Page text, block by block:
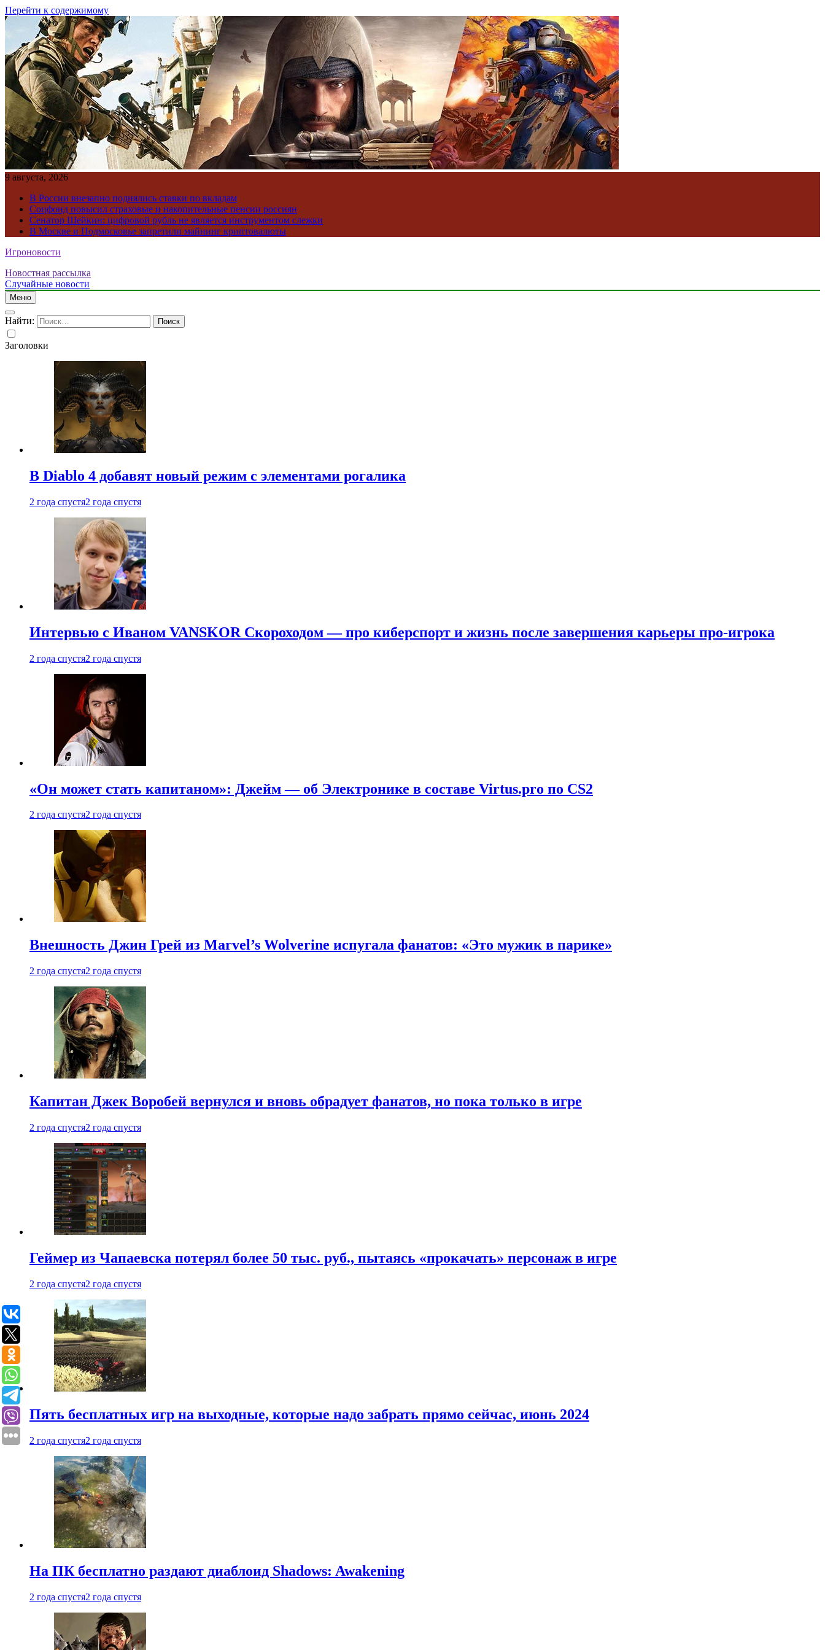
Перейти к содержимому
9 августа, 2026
В России внезапно поднялись ставки по вкладам
Соцфонд повысил страховые и накопительные пенсии россиян
Сенатор Шейкин: цифровой рубль не является инструментом слежки
В Москве и Подмосковье запретили майнинг криптовалюты
Игроновости
Новостная рассылка
Случайные новости
Меню
Найти:
Заголовки
В Diablo 4 добавят новый режим с элементами рогалика
2 года спустя2 года спустя
Интервью с Иваном VANSKOR Скороходом — про киберспорт и жизнь после завершения карьеры про-игрока
2 года спустя2 года спустя
«Он может стать капитаном»: Джейм — об Электронике в составе Virtus.pro по CS2
2 года спустя2 года спустя
Внешность Джин Грей из Marvel’s Wolverine испугала фанатов: «Это мужик в парике»
2 года спустя2 года спустя
Капитан Джек Воробей вернулся и вновь обрадует фанатов, но пока только в игре
2 года спустя2 года спустя
Геймер из Чапаевска потерял более 50 тыс. руб., пытаясь «прокачать» персонаж в игре
2 года спустя2 года спустя
Пять бесплатных игр на выходные, которые надо забрать прямо сейчас, июнь 2024
2 года спустя2 года спустя
На ПК бесплатно раздают диаблоид Shadows: Awakening
2 года спустя2 года спустя